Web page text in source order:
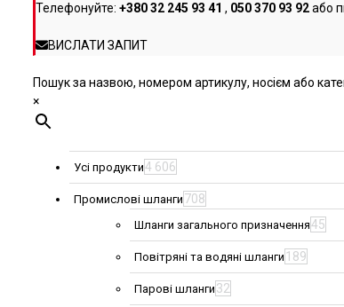
Телефонуйте: +380 32 245 93 41 , 050 370 93 92або
ВИСЛАТИ ЗАПИТ
Пошук за назвою, номером артикулу, носієм або
×
Усі продукти4 606
Промислові шланги 708
Шланги загального призначення45
Повітряні та водяні шланги 189
Парові шланги 32